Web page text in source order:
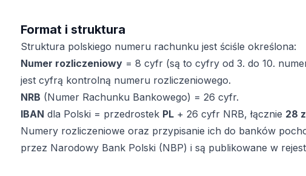
Format i struktura
Struktura polskiego numeru rachunku jest ściśle określona:
Numer rozliczeniowy = 8 cyfr (są to cyfry od 3. do 10.
jest cyfrą kontrolną numeru rozliczeniowego.
NRB (Numer Rachunku Bankowego) = 26 cyfr.
IBAN dla Polski = przedrostek PL + 26 cyfr NRB, łącznie 28
Numery rozliczeniowe oraz przypisanie ich do banków
przez Narodowy Bank Polski (NBP) i są publikowane w